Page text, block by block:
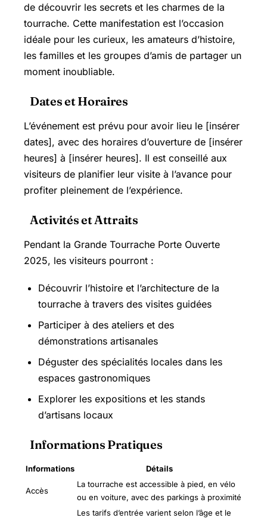
de découvrir les secrets et les charmes de la
tourrache. Cette manifestation est l’occasion
idéale pour les curieux, les amateurs d’histoire,
les familles et les groupes d’amis de partager un
moment inoubliable.
Dates et Horaires
L’événement est prévu pour avoir lieu le [insérer
dates], avec des horaires d’ouverture de [insérer
heures] à [insérer heures]. Il est conseillé aux
visiteurs de planifier leur visite à l’avance pour
profiter pleinement de l’expérience.
Activités et Attraits
Pendant la Grande Tourrache Porte Ouverte
2025, les visiteurs pourront :
Découvrir l’histoire et l’architecture de la
tourrache à travers des visites guidées
Participer à des ateliers et des
démonstrations artisanales
Déguster des spécialités locales dans les
espaces gastronomiques
Explorer les expositions et les stands
d’artisans locaux
Informations Pratiques
Informations Détails
Accès
La tourrache est accessible à pied, en vélo
ou en voiture, avec des parkings à proximité
Les tarifs d’entrée varient selon l’âge et le